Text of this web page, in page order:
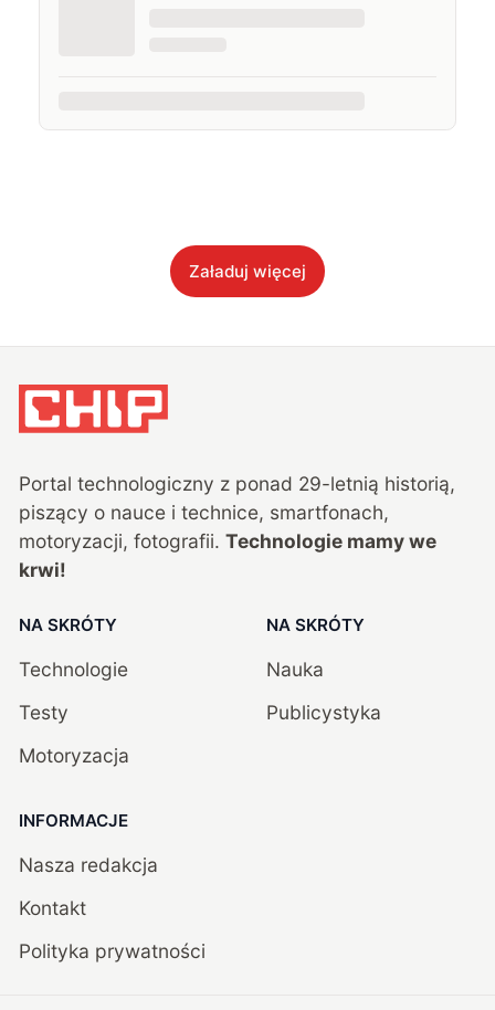
Załaduj więcej
Portal technologiczny z ponad 29-letnią historią,
piszący o nauce i technice, smartfonach,
motoryzacji, fotografii. Technologie mamy we
krwi!
NA SKRÓTY
Technologie
Testy
Motoryzacja
NA SKRÓTY
Nauka
Publicystyka
INFORMACJE
Nasza redakcja
Kontakt
Polityka prywatności